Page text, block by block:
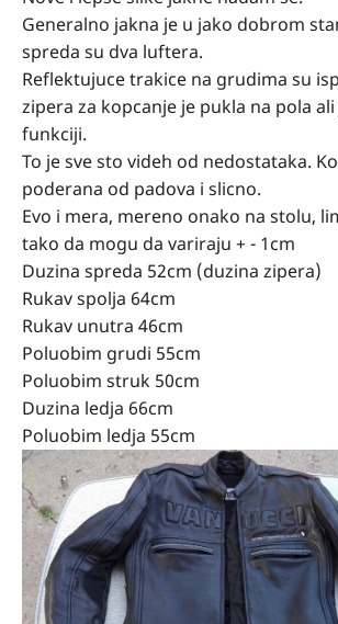
Generalno jakna je u jako dobrom
spreda su dva luftera.
Reflektujuce trakice na grudima su
zipera za kopcanje je pukla na pola
funkciji.
To je sve sto videh od nedostataka.
poderana od padova i slicno.
Evo i mera, mereno onako na stolu,
tako da mogu da variraju + - 1cm
Duzina spreda 52cm (duzina zipera)
Rukav spolja 64cm
Rukav unutra 46cm
Poluobim grudi 55cm
Poluobim struk 50cm
Duzina ledja 66cm
Poluobim ledja 55cm